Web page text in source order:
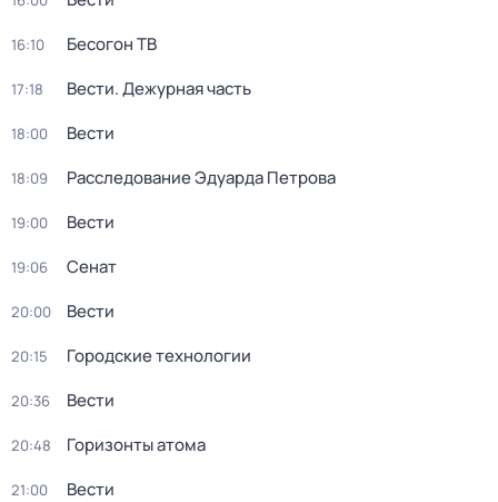
16:10 Бесогон ТВ
17:18 Вести. Дежурная часть
18:00 Вести
18:09 Расследование Эдуарда Петрова
19:00 Вести
19:06 Сенат
20:00 Вести
20:15 Городские технологии
20:36 Вести
20:48 Горизонты атома
21:00 Вести